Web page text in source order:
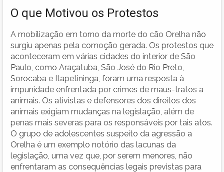
O que Motivou os Protestos
A mobilização em torno da morte do cão Orelha não
surgiu apenas pela comoção gerada. Os protestos que
aconteceram em várias cidades do interior de São
Paulo, como Araçatuba, São José do Rio Preto,
Sorocaba e Itapetininga, foram uma resposta à
impunidade enfrentada por crimes de maus-tratos a
animais. Os ativistas e defensores dos direitos dos
animais exigiam mudanças na legislação, além de
penas mais severas para os responsáveis por tais atos.
O grupo de adolescentes suspeito da agressão a
Orelha é um exemplo notório das lacunas da
legislação, uma vez que, por serem menores, não
enfrentaram as consequências legais previstas para